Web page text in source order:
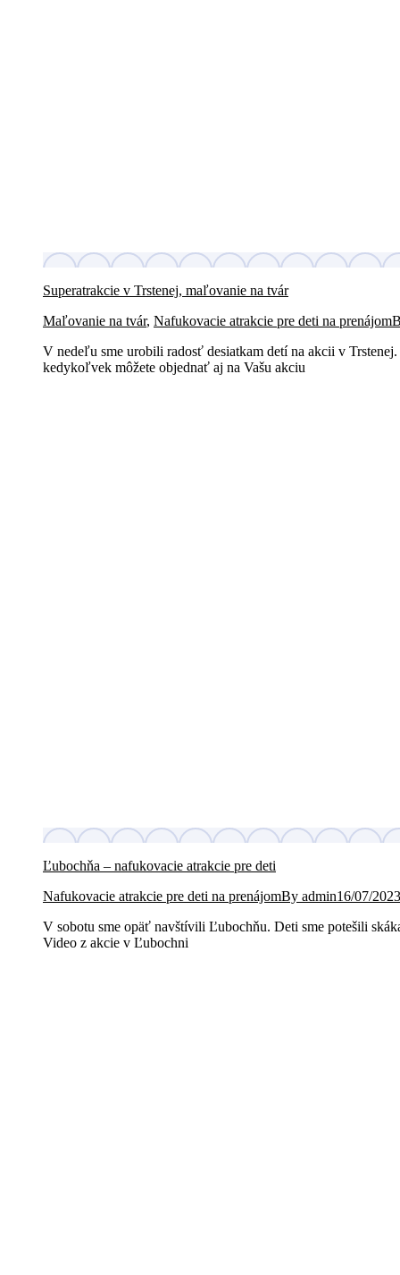
Superatrakcie v Trstenej, maľovanie na tvár
Maľovanie na tvár, Nafukovacie atrakcie pre deti na prenájom
V nedeľu sme urobili radosť desiatkam detí na akcii v
kedykoľvek môžete objednať aj na Vašu akciu
Ľubochňa – nafukovacie atrakcie pre deti
Nafukovacie atrakcie pre deti na prenájomBy admin16/07/2023
V sobotu sme opäť navštívili Ľubochňu. Deti sme potešili
Video z akcie v Ľubochni